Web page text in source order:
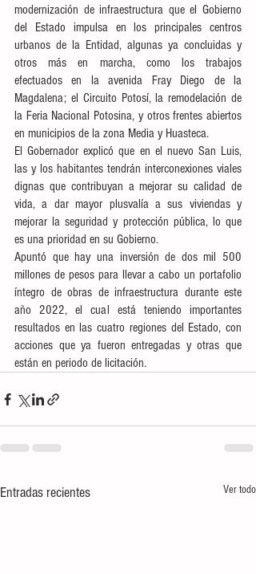
modernización de infraestructura que el Gobierno
del Estado impulsa en los principales centros
urbanos de la Entidad, algunas ya concluidas y
otros más en marcha, como los trabajos
efectuados en la avenida Fray Diego de la
Magdalena; el Circuito Potosí, la remodelación de
la Feria Nacional Potosina, y otros frentes abiertos
en municipios de la zona Media y Huasteca.
El Gobernador explicó que en el nuevo San Luis,
las y los habitantes tendrán interconexiones viales
dignas que contribuyan a mejorar su calidad de
vida, a dar mayor plusvalía a sus viviendas y
mejorar la seguridad y protección pública, lo que
es una prioridad en su Gobierno.
Apuntó que hay una inversión de dos mil 500
millones de pesos para llevar a cabo un portafolio
íntegro de obras de infraestructura durante este
año 2022, el cual está teniendo importantes
resultados en las cuatro regiones del Estado, con
acciones que ya fueron entregadas y otras que
están en periodo de licitación.
Entradas recientes Ver todo